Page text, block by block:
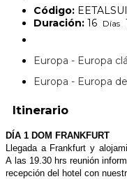
Código: EETALSUI
Duración: 16 Días
Europa - Europa
Europa - Europa
Itinerario
DÍA 1 DOM FRANKFURT
Llegada a Frankfurt y
A las 19.30 hrs reunión
recepción del hotel con